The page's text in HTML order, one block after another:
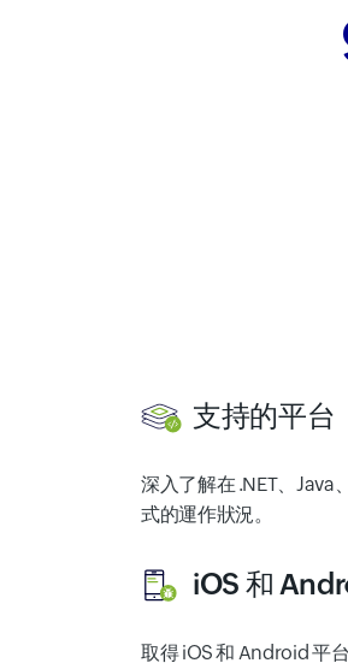
支持的平台
深入了解在 .NET、Java
式的運作狀況。
iOS 和
取得 iOS 和 Android 平